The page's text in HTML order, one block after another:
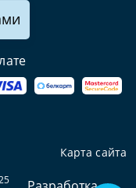
Карта сайта